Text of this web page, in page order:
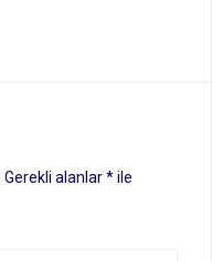
Gerekli alanlar*ile